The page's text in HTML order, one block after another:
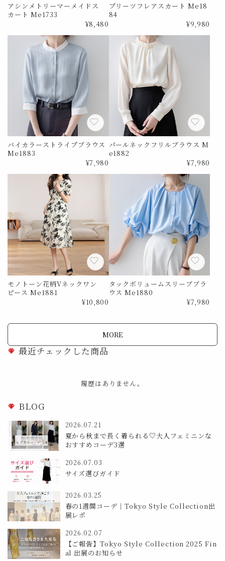
アシンメトリーマーメイドス
カート Me1733
¥8,480
プリーツフレアスカート Me18
84
¥9,980
バイカラーストライプブラウス
Me1883
¥7,980
パールネックフリルブラウス M
e1882
¥7,980
モノトーン花柄Vネックワン
ピース Me1881
¥10,800
タックボリュームスリーブブラ
ウス Me1880
¥7,980
MORE
最近チェックした商品
履歴はありません。
BLOG
2026.07.21
夏から秋まで長く着られる♡大人フェミニンな
おすすめコーデ3選
2026.07.03
サイズ選びガイド
2026.03.25
春の1週間コーデ｜Tokyo Style Collection出
展レポ
2026.02.07
【ご報告】Tokyo Style Collection 2025 Fin
al 出展のお知らせ